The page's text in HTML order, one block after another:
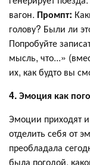
вагон. Промпт:
голову? Были ли
Попробуйте
мысль, что...»
их, как будто вы
4. Эмоция как
Эмоции приходят и
отделить себя от
преобладала
была погодой,